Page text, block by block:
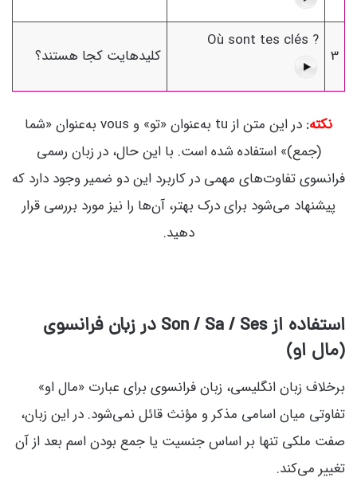
3
Où sont tes clés ?
کلیدهایت کجا هستند؟
نکته:
در این متن از tu به‌عنوان «تو» و vous به‌عنوان «شما
(جمع)» استفاده شده است. با این حال، در زبان رسمی
فرانسوی تفاوت‌های مهمی در کاربرد این دو ضمیر وجود دارد که
پیشنهاد می‌شود برای درک بهتر، آن‌ها را نیز مورد بررسی قرار
دهید.
استفاده از Son / Sa / Ses در زبان فرانسوی
(مال او)
برخلاف زبان انگلیسی، زبان فرانسوی برای عبارت «مال او»
تفاوتی میان اسامی مذکر و مؤنث قائل نمی‌شود. در این زبان،
صفت ملکی تنها بر اساس جنسیت یا جمع بودن اسم بعد از آن
تغییر می‌کند.